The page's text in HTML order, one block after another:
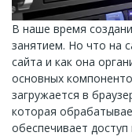
В наше время
занятием. Но что на
сайта и как она
основных
загружается в
которая
обеспечивает доступ